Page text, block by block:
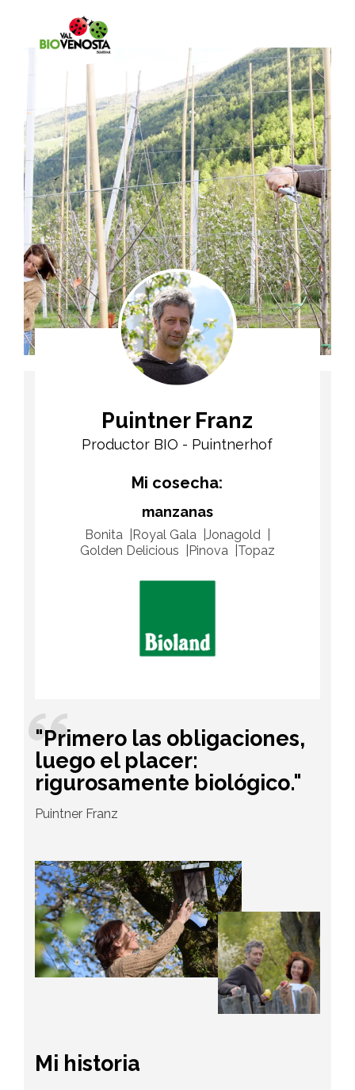
Puintner Franz
Productor BIO - Puintnerhof
Mi cosecha:
manzanas
Bonita Royal Gala
Jonagold
Golden Delicious
Pinova Topaz
"Primero las obligaciones,
luego el placer:
rigurosamente biológico."
Puintner Franz
Mi historia